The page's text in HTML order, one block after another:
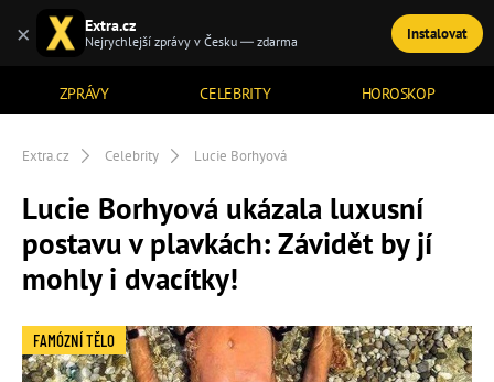
ZPRÁVY CELEBRITY HOROSKOP
TÉMATA
Extra.cz Celebrity Lucie Borhyová
Lucie Borhyová ukázala luxusní
postavu v plavkách: Závidět by jí
mohly i dvacítky!
FAMÓZNÍ TĚLO
× Extra.cz
Nejrychlejší zprávy v Česku — zdarma Instalovat